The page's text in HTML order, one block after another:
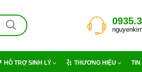
HỖ TRỢ SINH LÝ THƯƠNG HIỆU TIN